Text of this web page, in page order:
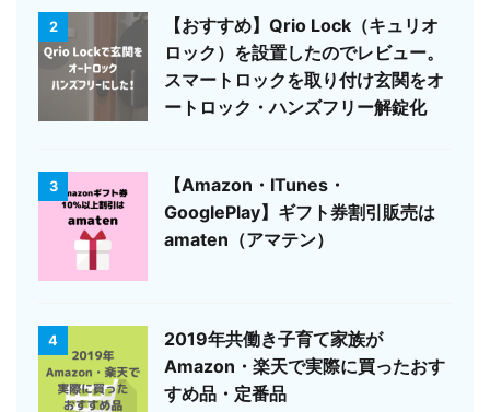
2
【おすすめ】Qrio Lock（キュリオ
ロック）を設置したのでレビュー。
スマートロックを取り付け玄関をオ
ートロック・ハンズフリー解錠化
3
【Amazon・ITunes・
GooglePlay】ギフト券割引販売は
amaten（アマテン）
4
2019年共働き子育て家族が
Amazon・楽天で実際に買ったおす
すめ品・定番品